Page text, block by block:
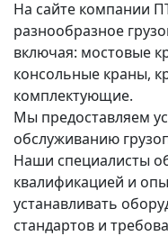
На сайте компании
разнообразное
включая: мостовые
консольные краны,
комплектующие.
Мы предоставляем
обслуживанию
Наши специалисты
квалификацией и
устанавливать
стандартов и